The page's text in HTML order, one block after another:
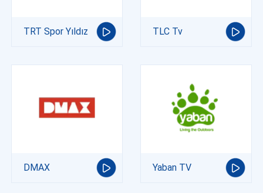
TRT Spor Yıldız TLC Tv
DMAX Yaban TV